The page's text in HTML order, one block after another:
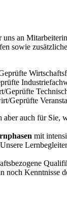
an
sowie
Geprüfte
Geprüfte
aber auch für
mit
noch Kenntnisse